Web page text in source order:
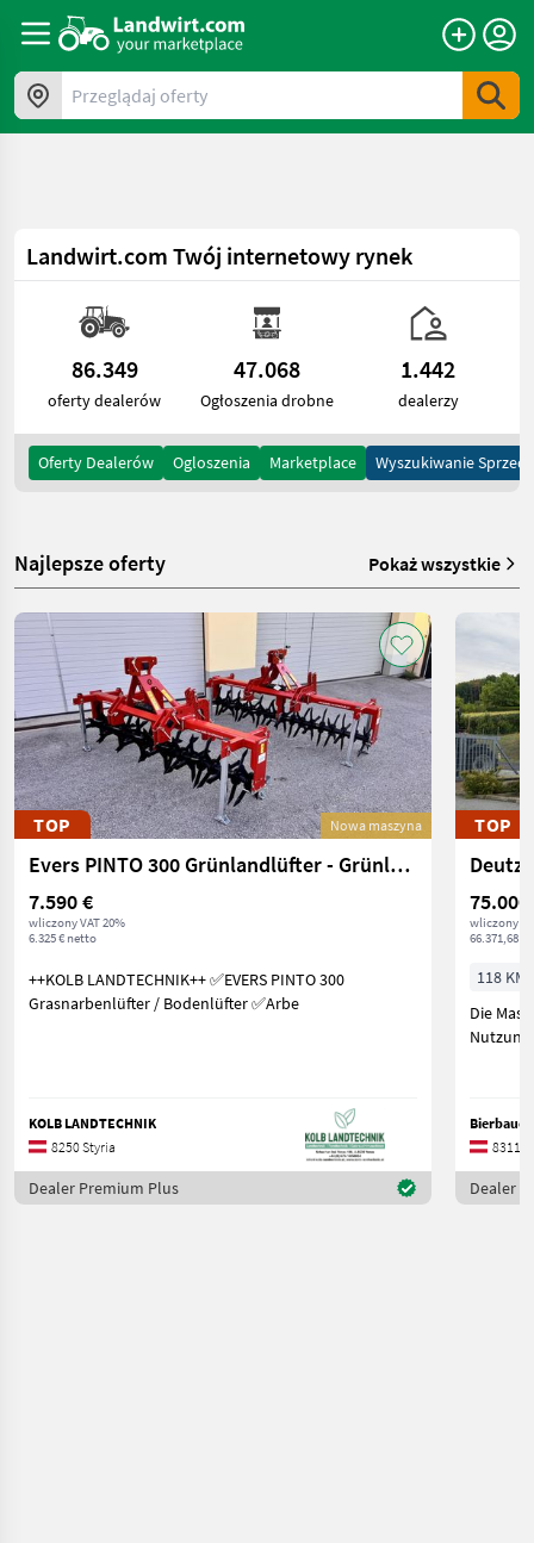
a11y.skipToContent
Przeglądaj oferty
Landwirt.com Twój internetowy rynek
86.349
oferty dealerów
47.068
Ogłoszenia drobne
1.442
dealerzy
Oferty Dealerów Ogloszenia Marketplace Wyszukiwanie
Najlepsze oferty Pokaż wszystkie
TOP Nowa maszyna
Evers PINTO 300 Grünlandlüfter - Grünlandlockerer - Gr
7.590 €
wliczony VAT 20%
6.325 € netto
++KOLB LANDTECHNIK++ ✅EVERS PINTO 300
Grasnarbenlüfter / Bodenlüfter ✅Arbe
KOLB LANDTECHNIK
8250 Styria
Dealer Premium Plus
TOP
Deutz
75.000
wliczony
66.371,68 €
118
Die
Bierbauer
8311
Dealer